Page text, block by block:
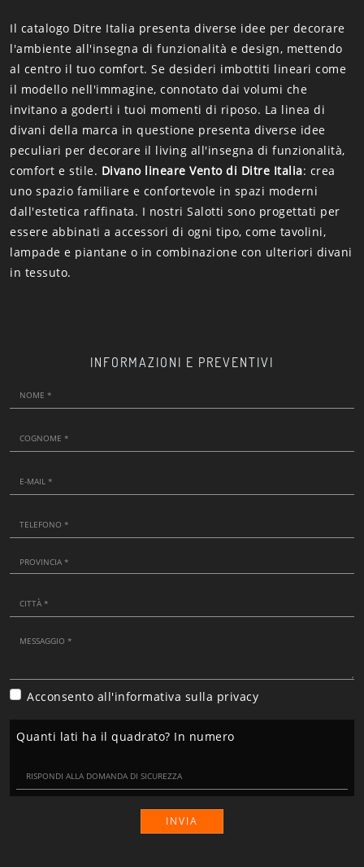
Il catalogo Ditre Italia presenta diverse idee per decorare
l'ambiente all'insegna di funzionalità e design, mettendo
al centro il tuo comfort. Se desideri imbottiti lineari come
il modello nell'immagine, connotato dai volumi che
invitano a goderti i tuoi momenti di riposo. La linea di
divani della marca in questione presenta diverse idee
peculiari per decorare il living all'insegna di funzionalità,
comfort e stile. Divano lineare Vento di Ditre Italia: crea
uno spazio familiare e confortevole in spazi moderni
dall'estetica raffinata. I nostri Salotti sono progettati per
essere abbinati a accessori di ogni tipo, come tavolini,
lampade e piantane o in combinazione con ulteriori divani
in tessuto.
INFORMAZIONI E PREVENTIVI
Acconsento all'informativa sulla privacy
Quanti lati ha il quadrato? In numero
INVIA